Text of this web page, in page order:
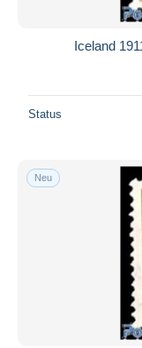
Iceland
Status
Neu